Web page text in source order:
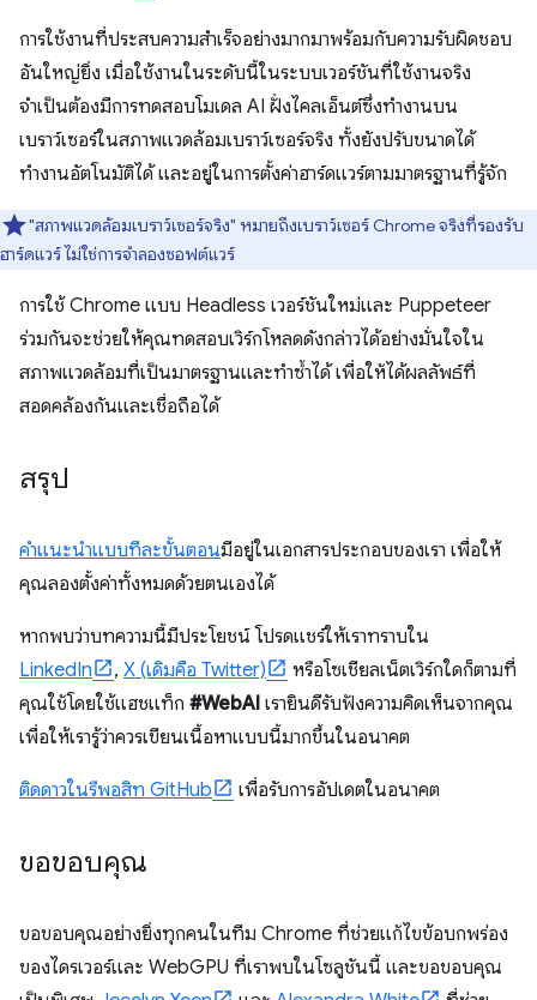
การใช้งานที่ประสบความสำเร็จอย่างมากมาพร้อมกับความรับผิดชอบ
อันใหญ่ยิ่ง เมื่อใช้งานในระดับนี้ในระบบเวอร์ชันที่ใช้งานจริง
จำเป็นต้องมีการทดสอบโมเดล AI ฝั่งไคลเอ็นต์ซึ่งทำงานบน
เบราว์เซอร์ในสภาพแวดล้อมเบราว์เซอร์จริง ทั้งยังปรับขนาดได้
ทำงานอัตโนมัติได้ และอยู่ในการตั้งค่าฮาร์ดแวร์ตามมาตรฐานที่รู้จัก
"สภาพแวดล้อมเบราว์เซอร์จริง" หมายถึงเบราว์เซอร์ Chrome จริงที่รองรับ
ฮาร์ดแวร์ ไม่ใช่การจําลองซอฟต์แวร์
การใช้ Chrome แบบ Headless เวอร์ชันใหม่และ Puppeteer
ร่วมกันจะช่วยให้คุณทดสอบเวิร์กโหลดดังกล่าวได้อย่างมั่นใจใน
สภาพแวดล้อมที่เป็นมาตรฐานและทําซ้ำได้ เพื่อให้ได้ผลลัพธ์ที่
สอดคล้องกันและเชื่อถือได้
สรุป
คำแนะนำแบบทีละขั้นตอนมีอยู่ในเอกสารประกอบของเรา เพื่อให้
คุณลองตั้งค่าทั้งหมดด้วยตนเองได้
หากพบว่าบทความนี้มีประโยชน์ โปรดแชร์ให้เราทราบใน
LinkedIn
, X (เดิมคือ Twitter)
หรือโซเชียลเน็ตเวิร์กใดก็ตามที่
คุณใช้โดยใช้แฮชแท็ก #WebAI เรายินดีรับฟังความคิดเห็นจากคุณ
เพื่อให้เรารู้ว่าควรเขียนเนื้อหาแบบนี้มากขึ้นในอนาคต
ติดดาวในรีพอสิท GitHub เพื่อรับการอัปเดตในอนาคต
ขอขอบคุณ
ขอขอบคุณอย่างยิ่งทุกคนในทีม Chrome ที่ช่วยแก้ไขข้อบกพร่อง
ของไดรเวอร์และ WebGPU ที่เราพบในโซลูชันนี้ และขอขอบคุณ